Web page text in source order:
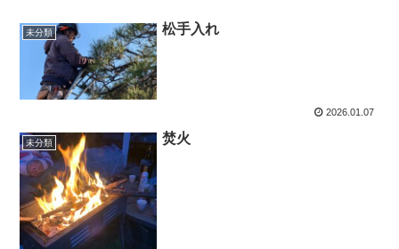
未分類 松手入れ
2026.01.07
未分類 焚火